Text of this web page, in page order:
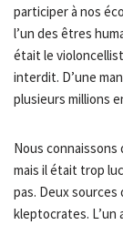
participer à nos
l’un des êtres
était le
interdit. D’une
plusieurs millions
Nous
mais il était trop
pas. Deux
kleptocrates. L’un